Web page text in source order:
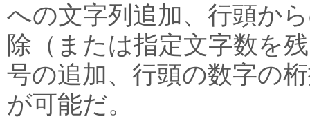
への文字列追加、行頭か
除（または指定文字数を
号の追加、行頭の数字の
が可能だ。